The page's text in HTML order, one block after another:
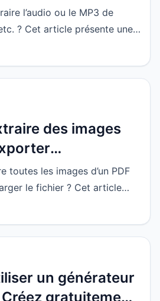
MP3 en ligne,
de
l’audio ou le MP3 de
? Cet article présente une
audio en ligne sans
de rapidité et de
des images
ligne des
en haute
avoir à les
toutes les images d’un PDF
le fichier ? Cet article
gratuites en ligne pour
pourquoi l’export direct
un générateur
gratuitement